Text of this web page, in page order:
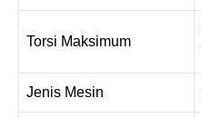
Torsi Maksimum
Jenis Mesin